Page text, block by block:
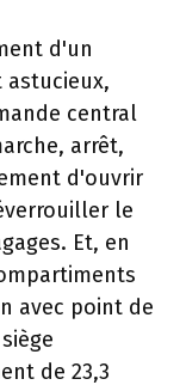
d'un
central
arrêt,
d'ouvrir
le
Et, en
avec point de
de 23,3